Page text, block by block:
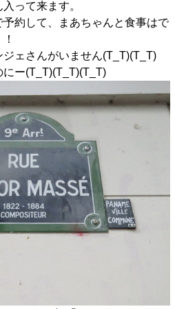
って来ます。
約して、まあちゃんと食事はで
ェさんがいません(T_T)(T_T)
ー(T_T)(T_T)(T_T)